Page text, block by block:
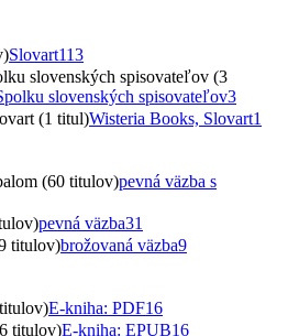
Slovart113
slovenských spisovateľov (3
slovenských spisovateľov3
(1 titul)Wisteria Books, Slovart1
(60 titulov)pevná väzba s
pevná väzba31
titulov)brožovaná väzba9
E-kniha: PDF16
titulov)E-kniha: EPUB16